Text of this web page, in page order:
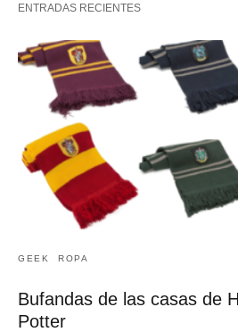
ENTRADAS RECIENTES
GEEK ROPA
Bufandas de las casas de
Potter